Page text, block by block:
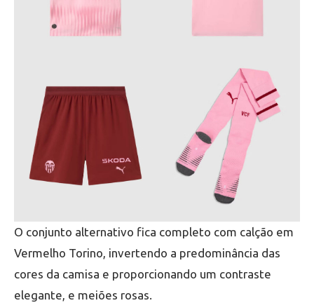
O conjunto alternativo fica completo com calção em
Vermelho Torino, invertendo a predominância das
cores da camisa e proporcionando um contraste
elegante, e meiões rosas.